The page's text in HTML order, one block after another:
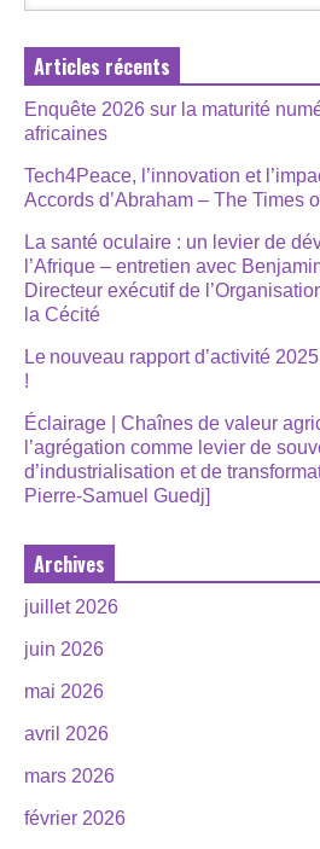
Articles récents
Enquête 2026 sur la maturité
africaines
Tech4Peace, l’innovation et
Accords d’Abraham – The Times
La santé oculaire : un levier de
l’Afrique – entretien avec
Directeur exécutif de
la Cécité
Le nouveau rapport d’activité
!
Éclairage | Chaînes de valeur
l’agrégation comme levier de
d’industrialisation et de
Pierre-Samuel Guedj]
Archives
juillet 2026
juin 2026
mai 2026
avril 2026
mars 2026
février 2026